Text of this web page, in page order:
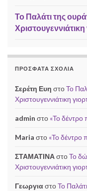
Το Παλάτι της
Χριστουγεννιάτικη
ΠΡΌΣΦΑΤΑ ΣΧΌΛΙΑ
Σερέτη Ευη στοΤο
Χριστουγεννιάτικη
admin στο «Το δέντρο
Maria στο «Το δέντρο
ΣΤΑΜΑΤΙΝΑστοΤο
Χριστουγεννιάτικη
ΓεωργιαστοΤο